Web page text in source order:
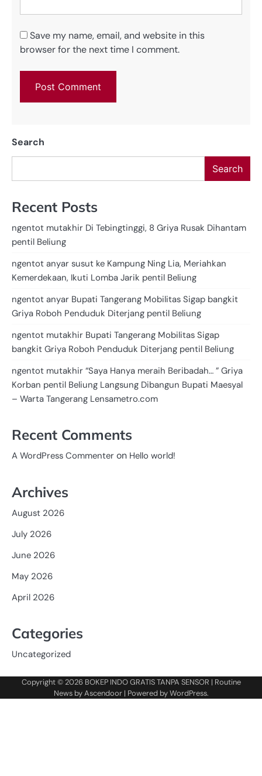
Save my name, email, and website in this
browser for the next time I comment.
Search
Search
Recent Posts
ngentot mutakhir Di Tebingtinggi, 8 Griya Rusak Dihantam
pentil Beliung
ngentot anyar susut ke Kampung Ning Lia, Meriahkan
Kemerdekaan, Ikuti Lomba Jarik pentil Beliung
ngentot anyar Bupati Tangerang Mobilitas Sigap bangkit
Griya Roboh Penduduk Diterjang pentil Beliung
ngentot mutakhir Bupati Tangerang Mobilitas Sigap
bangkit Griya Roboh Penduduk Diterjang pentil Beliung
ngentot mutakhir “Saya Hanya meraih Beribadah… ” Griya
Korban pentil Beliung Langsung Dibangun Bupati Maesyal
– Warta Tangerang Lensametro.com
Recent Comments
A WordPress Commenter on Hello world!
Archives
August 2026
July 2026
June 2026
May 2026
April 2026
Categories
Uncategorized
Copyright © 2026 BOKEP INDO GRATIS TANPA SENSOR | Routine
News byAscendoor| Powered byWordPress.